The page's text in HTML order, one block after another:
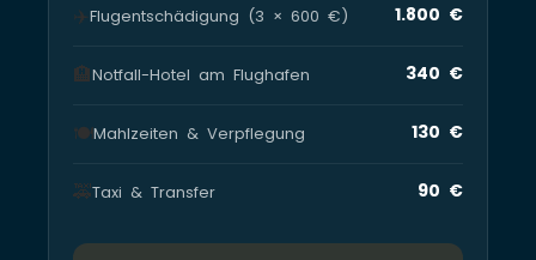
✈️Flugentschädigung (3 × 600 €) 1.800 €
🏨Notfall-Hotel am Flughafen 340 €
🍽️Mahlzeiten & Verpflegung 130 €
🚕Taxi & Transfer 90 €